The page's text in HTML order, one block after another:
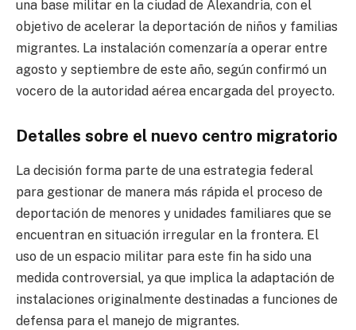
una base militar en la ciudad de Alexandria, con el
objetivo de acelerar la deportación de niños y familias
migrantes. La instalación comenzaría a operar entre
agosto y septiembre de este año, según confirmó un
vocero de la autoridad aérea encargada del proyecto.
Detalles sobre el nuevo centro migratorio
La decisión forma parte de una estrategia federal
para gestionar de manera más rápida el proceso de
deportación de menores y unidades familiares que se
encuentran en situación irregular en la frontera. El
uso de un espacio militar para este fin ha sido una
medida controversial, ya que implica la adaptación de
instalaciones originalmente destinadas a funciones de
defensa para el manejo de migrantes.